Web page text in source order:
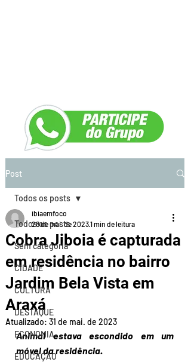
Post
Todos os posts
Sem categoria
CIDADE
CULTURA
DESTAQUE
ECONOMIA
EDUCAÇÃO
Todos os posts
Cobra Jiboia é capturada
em residência no bairro
Jardim Bela Vista em
Araxá
ibiaemfoco
28 de mai. de 20231 min de leitura
Atualizado: 31 de mai. de 2023
Animal estava escondido em um
móvel da residência.